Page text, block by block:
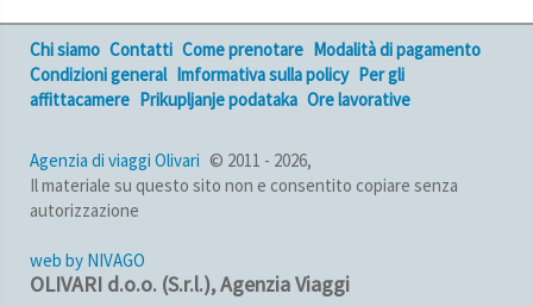
Chi siamo Contatti Come prenotare Modalità di pagamento
Condizioni general Imformativa sulla policy Per gli
affittacamere Prikupljanje podataka Ore lavorative
Agenzia di viaggi Olivari © 2011 - 2026,
Il materiale su questo sito non e consentito copiare senza
autorizzazione
web by NIVAGO
OLIVARI d.o.o. (S.r.l.), Agenzia Viaggi